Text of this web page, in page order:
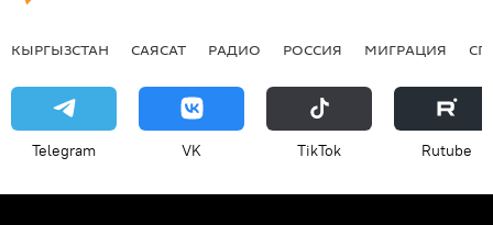
КЫРГЫЗСТАН САЯСАТ РАДИО РОССИЯ МИГРАЦИЯ
Telegram VK ТikТоk Rutube